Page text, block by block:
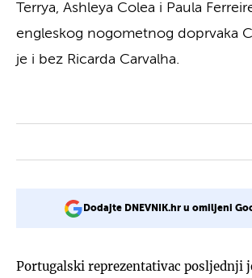
Terrya, Ashleya Colea i Paula
engleskog nogometnog doprvaka
je i bez Ricarda Carvalha.
Dodajte DNEVNIK.hr u omiljeni
Portugalski reprezentativac posljednji